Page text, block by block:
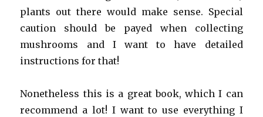
plants out there would make sense. Special
caution should be payed when collecting
mushrooms and I want to have detailed
instructions for that!
Nonetheless this is a great book, which I can
recommend a lot! I want to use everything I